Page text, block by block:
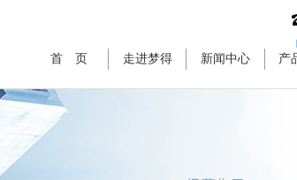
首 页 走进梦得 新闻中心 产